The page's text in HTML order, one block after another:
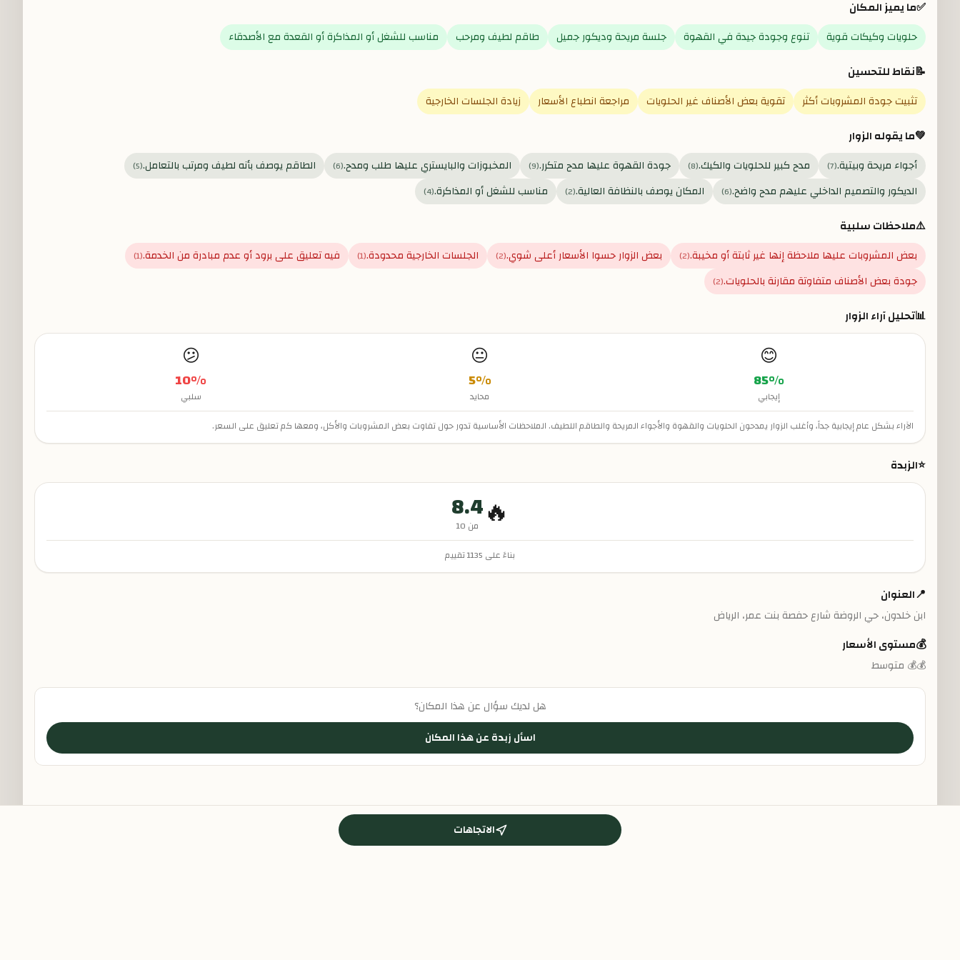
✅ما يميز المكان
حلويات وكيكات قوية تنوع وجودة جيدة في القهوة جلسة مريحة وديكور جميل طاقم لطيف ومرحب مناسب للشغل أو المذاكرة أو القعدة مع الأصدقاء
📝نقاط للتحسين
تثبيت جودة المشروبات أكثر تقوية بعض الأصناف غير الحلويات مراجعة انطباع الأسعار زيادة الجلسات الخارجية
💚ما يقوله الزوار
أجواء مريحة وبيتية.(
7
) مدح كبير للحلويات والكيك.(
8
) جودة القهوة عليها مدح متكرر.(
9
) المخبوزات والبايستري عليها طلب ومدح.(
6
) الطاقم يوصف بأنه لطيف ومرتب بالتعامل.(
5
)
الديكور والتصميم الداخلي عليهم مدح واضح.(
6
) المكان يوصف بالنظافة العالية.(
2
) مناسب للشغل أو المذاكرة.(
4
)
⚠️ملاحظات سلبية
بعض المشروبات عليها ملاحظة إنها غير ثابتة أو مخيبة.(
2
) بعض الزوار حسوا الأسعار أعلى شوي.(
2
) الجلسات الخارجية محدودة.(
1
) فيه تعليق على برود أو عدم مبادرة من الخدمة.(
1
)
جودة بعض الأصناف متفاوتة مقارنة بالحلويات.(
2
)
📊تحليل آراء الزوار
😊
85%
إيجابي
😐
5%
محايد
😕
10%
سلبي
الآراء بشكل عام إيجابية جداً، وأغلب الزوار يمدحون الحلويات والقهوة والأجواء المريحة والطاقم اللطيف. الملاحظات الأساسية تدور حول تفاوت بعض المشروبات والأكل، ومعها كم تعليق على السعر.
⭐الزبدة
🔥
8.4
من 10
بناءً على 1135تقييم
📍العنوان
ابن خلدون، حي الروضة شارع حفصة بنت عمر، الرياض
💰مستوى الأسعار
💰💰 متوسط
هل لديك سؤال عن هذا المكان؟
اسأل زبدة عن هذا المكان
الاتجاهات